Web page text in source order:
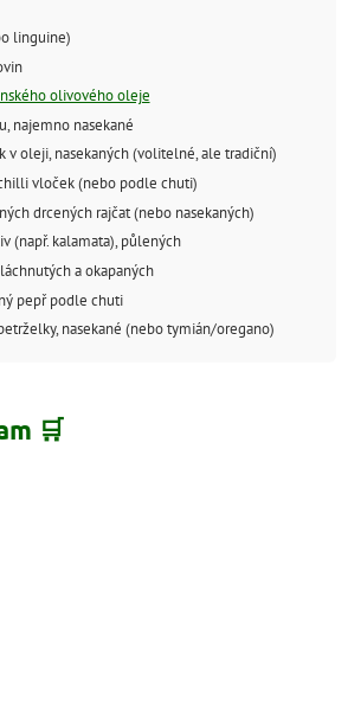
linguine)
olivového oleje
najemno nasekané
v oleji, nasekaných (volitelné, ale tradiční)
vloček (nebo podle chuti)
drcených rajčat (nebo nasekaných)
(např. kalamata), půlených
a okapaných
pepř podle chuti
nasekané (nebo tymián/oregano)
🛒